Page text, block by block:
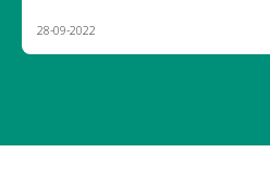
28-09-2022